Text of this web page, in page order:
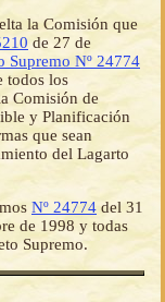
la Comisión que
de 27 de
Supremo Nº 24774
todos los
Comisión de
y Planificación
que sean
del Lagarto
Nº 24774del 31
de 1998 y todas
Supremo.